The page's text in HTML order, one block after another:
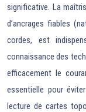
significative. La
d’ancrages fiables
cordes, est
connaissance des
efficacement le
essentielle pour
lecture de cartes